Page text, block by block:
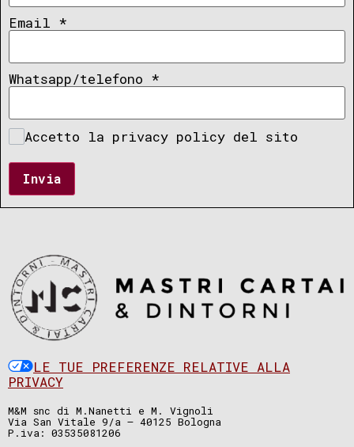
Email *
Whatsapp/telefono *
Accetto la privacy policy del sito
Invia
LE TUE PREFERENZE RELATIVE ALLA
PRIVACY
M&M snc di M.Nanetti e M. Vignoli
Via San Vitale 9/a – 40125 Bologna
P.iva: 03535081206